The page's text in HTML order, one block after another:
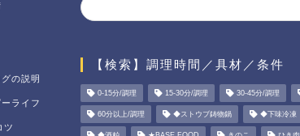
の説明
ライフ
ツ
【検索】調理時間／具材／条件
0-15分/調理 15-30分/調理 30-45分/調理
60分以上/調理 ◆ストウブ鋳物鍋 ◆下味冷凍